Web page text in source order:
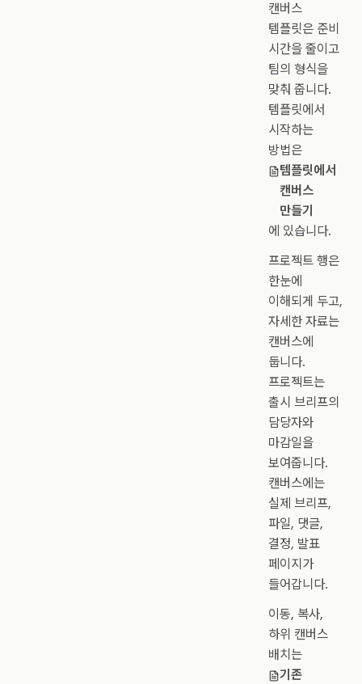
캔버스
템플릿은 준비
시간을 줄이고
팀의 형식을
맞춰 줍니다.
템플릿에서
시작하는
방법은
템플릿에서
캔버스
만들기
에 있습니다.
프로젝트 행은
한눈에
이해되게 두고,
자세한 자료는
캔버스에
둡니다.
프로젝트는
출시 브리프의
담당자와
마감일을
보여줍니다.
캔버스에는
실제 브리프,
파일, 댓글,
결정, 발표
페이지가
들어갑니다.
이동, 복사,
하위 캔버스
배치는
기존